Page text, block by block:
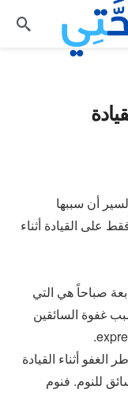
أن سببها
على القيادة أثناء
صباحاً هي التي
غفوة السائقين
أثناء القيادة
للنوم. فنوم